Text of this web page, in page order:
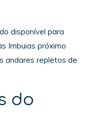
disponível para
Imbuias próximo
andares repletos de
do